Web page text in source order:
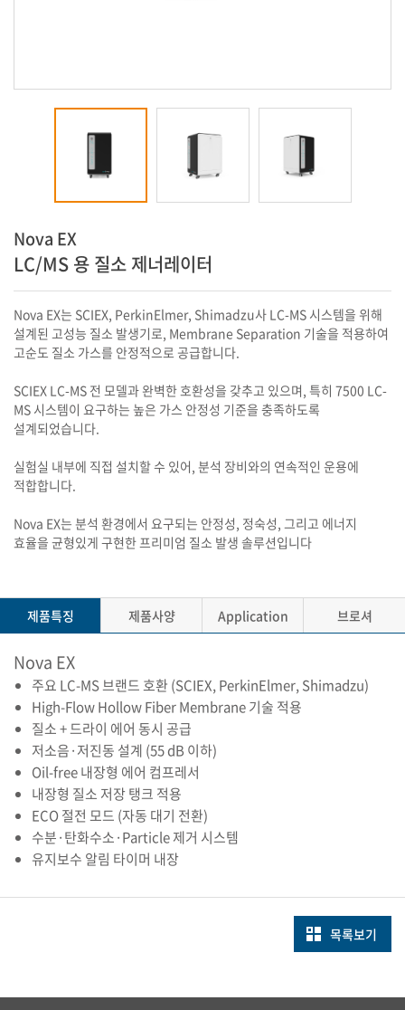
Nova EX
LC/MS 용 질소 제너레이터
Nova EX는 SCIEX, PerkinElmer, Shimadzu사 LC-MS 시스템을 위해
설계된 고성능 질소 발생기로, Membrane Separation 기술을 적용하여
고순도 질소 가스를 안정적으로 공급합니다.
SCIEX LC-MS 전 모델과 완벽한 호환성을 갖추고 있으며, 특히 7500 LC-
MS 시스템이 요구하는 높은 가스 안정성 기준을 충족하도록
설계되었습니다.
실험실 내부에 직접 설치할 수 있어, 분석 장비와의 연속적인 운용에
적합합니다.
Nova EX는 분석 환경에서 요구되는 안정성, 정숙성, 그리고 에너지
효율을 균형있게 구현한 프리미엄 질소 발생 솔루션입니다
제품특징 제품사양 Application 브로셔
Nova EX
주요 LC-MS 브랜드 호환 (SCIEX, PerkinElmer, Shimadzu)
High-Flow Hollow Fiber Membrane 기술 적용
질소 + 드라이 에어 동시 공급
저소음·저진동 설계 (55 dB 이하)
Oil-free 내장형 에어 컴프레서
내장형 질소 저장 탱크 적용
ECO 절전 모드 (자동 대기 전환)
수분·탄화수소·Particle 제거 시스템
유지보수 알림 타이머 내장
목록보기